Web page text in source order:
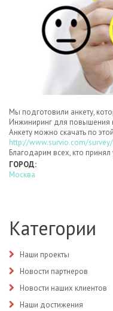
Мы подготовили анкету,
Инжиниринг для повышения
Анкету можно скачать по этой
http://www.survio.com/
Благодарим всех, кто принял
ГОРОД:
Москва
Категории
Наши проекты
Новости партнеров
Новости наших клиентов
Наши достижения